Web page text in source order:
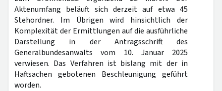
Aktenumfang beläuft sich derzeit auf etwa 45
Stehordner. Im Übrigen wird hinsichtlich der
Komplexität der Ermittlungen auf die ausführliche
Darstellung in der Antragsschrift des
Generalbundesanwalts vom 10. Januar 2025
verwiesen. Das Verfahren ist bislang mit der in
Haftsachen gebotenen Beschleunigung geführt
worden.